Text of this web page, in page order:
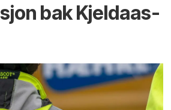
bak Kjeldaas-